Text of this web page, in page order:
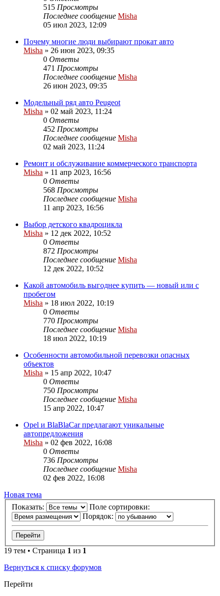
515 Просмотры
Последнее сообщение Misha
05 июл 2023, 12:09
Почему многие люди выбирают прокат авто
Misha » 26 июн 2023, 09:35
0 Ответы
471 Просмотры
Последнее сообщение Misha
26 июн 2023, 09:35
Модельный ряд авто Peugeot
Misha » 02 май 2023, 11:24
0 Ответы
452 Просмотры
Последнее сообщение Misha
02 май 2023, 11:24
Ремонт и обслуживание коммерческого транспорта
Misha » 11 апр 2023, 16:56
0 Ответы
568 Просмотры
Последнее сообщение Misha
11 апр 2023, 16:56
Выбор детского квадроцикла
Misha » 12 дек 2022, 10:52
0 Ответы
872 Просмотры
Последнее сообщение Misha
12 дек 2022, 10:52
Какой автомобиль выгоднее купить — новый или с
пробегом
Misha » 18 июл 2022, 10:19
0 Ответы
770 Просмотры
Последнее сообщение Misha
18 июл 2022, 10:19
Особенности автомобильной перевозки опасных
объектов
Misha » 15 апр 2022, 10:47
0 Ответы
750 Просмотры
Последнее сообщение Misha
15 апр 2022, 10:47
Opel и BlaBlaCar предлагают уникальные
автопредложения
Misha » 02 фев 2022, 16:08
0 Ответы
736 Просмотры
Последнее сообщение Misha
02 фев 2022, 16:08
Новая тема
Показать:
Поле сортировки:
Порядок:
19 тем • Страница 1 из 1
Вернуться к списку форумов
Перейти